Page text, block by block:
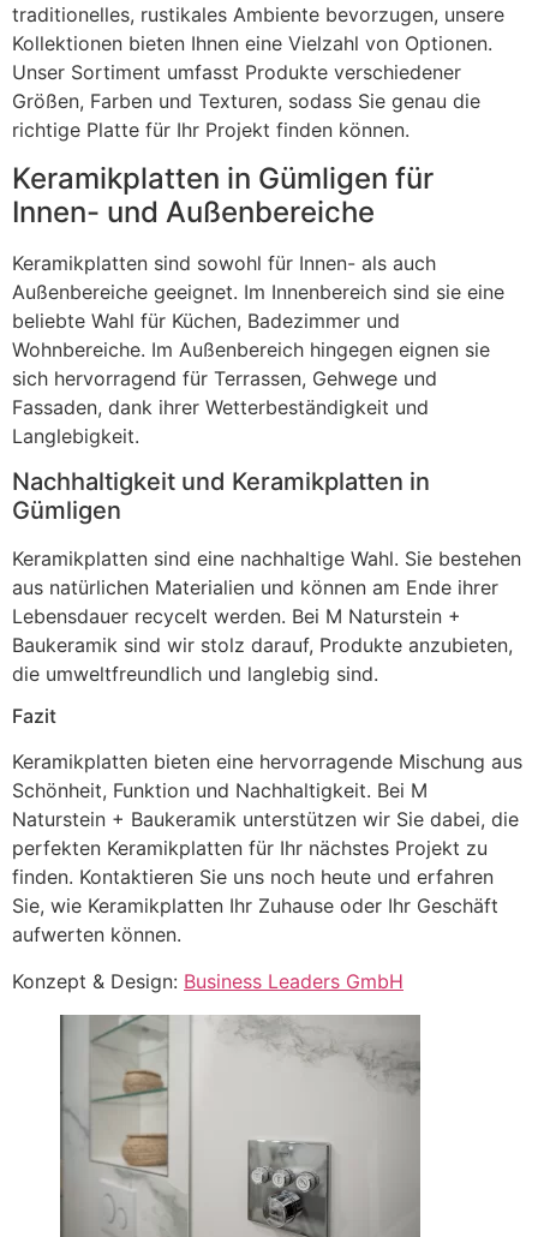
traditionelles, rustikales Ambiente bevorzugen, unsere
Kollektionen bieten Ihnen eine Vielzahl von Optionen.
Unser Sortiment umfasst Produkte verschiedener
Größen, Farben und Texturen, sodass Sie genau die
richtige Platte für Ihr Projekt finden können.
Keramikplatten in Gümligen für
Innen- und Außenbereiche
Keramikplatten sind sowohl für Innen- als auch
Außenbereiche geeignet. Im Innenbereich sind sie eine
beliebte Wahl für Küchen, Badezimmer und
Wohnbereiche. Im Außenbereich hingegen eignen sie
sich hervorragend für Terrassen, Gehwege und
Fassaden, dank ihrer Wetterbeständigkeit und
Langlebigkeit.
Nachhaltigkeit und Keramikplatten in
Gümligen
Keramikplatten sind eine nachhaltige Wahl. Sie bestehen
aus natürlichen Materialien und können am Ende ihrer
Lebensdauer recycelt werden. Bei M Naturstein +
Baukeramik sind wir stolz darauf, Produkte anzubieten,
die umweltfreundlich und langlebig sind.
Fazit
Keramikplatten bieten eine hervorragende Mischung aus
Schönheit, Funktion und Nachhaltigkeit. Bei M
Naturstein + Baukeramik unterstützen wir Sie dabei, die
perfekten Keramikplatten für Ihr nächstes Projekt zu
finden. Kontaktieren Sie uns noch heute und erfahren
Sie, wie Keramikplatten Ihr Zuhause oder Ihr Geschäft
aufwerten können.
Konzept & Design: Business Leaders GmbH